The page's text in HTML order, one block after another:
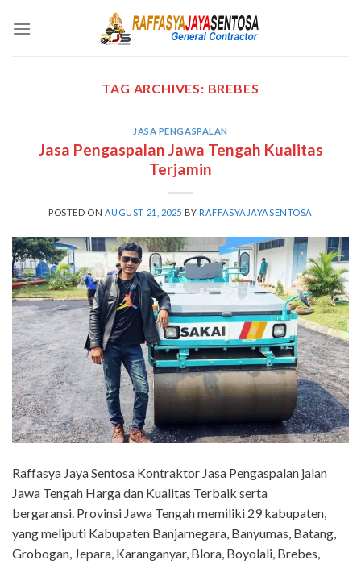
TAG ARCHIVES: BREBES
JASA PENGASPALAN
Jasa Pengaspalan Jawa Tengah Kualitas
Terjamin
POSTED ON AUGUST 21, 2025 BYRAFFASYAJAYASENTOSA
Raffasya Jaya Sentosa Kontraktor Jasa Pengaspalan jalan
Jawa Tengah Harga dan Kualitas Terbaik serta
bergaransi. Provinsi Jawa Tengah memiliki 29 kabupaten,
yang meliputi Kabupaten Banjarnegara, Banyumas, Batang,
Grobogan, Jepara, Karanganyar, Blora, Boyolali, Brebes,